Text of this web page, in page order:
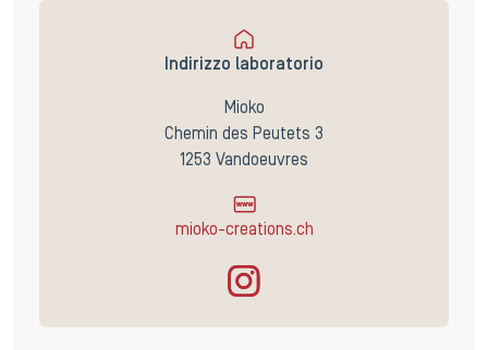
Indirizzo laboratorio
Mioko
Chemin des Peutets 3
1253 Vandoeuvres
mioko-creations.ch